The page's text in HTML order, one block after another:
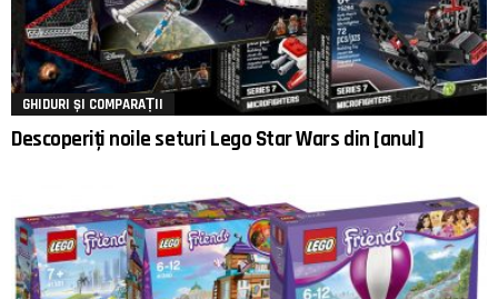
GHIDURI ȘI COMPARAȚII
Descoperiți noile seturi Lego Star Wars din [anul]